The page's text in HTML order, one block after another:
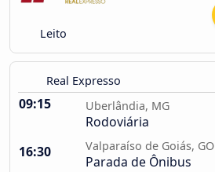
Leito
Real Expresso
09:15 Uberlândia, MG
Rodoviária
16:30
Valparaíso de Goiás, GO
Parada de Ônibus